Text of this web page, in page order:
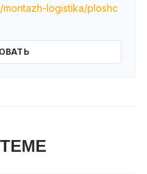
logistika/ploshc